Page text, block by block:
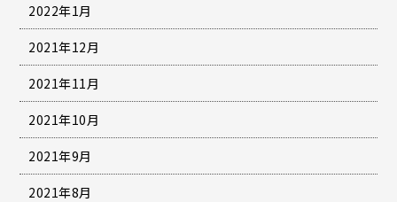
2022年1月
2021年12月
2021年11月
2021年10月
2021年9月
2021年8月